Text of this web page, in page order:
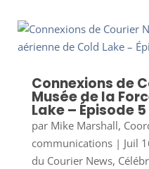
Connexions de
Musée de la
Lake – Épisode 5
par Mike Marshall,
communications| Juil
du Courier News,